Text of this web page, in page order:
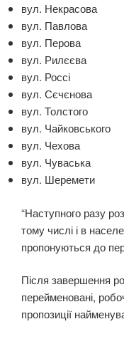
вул. Некрасова
вул. Павлова
вул. Перова
вул. Рилєєва
вул. Россі
вул. Сєчєнова
вул. Толстого
вул. Чайковського
вул. Чехова
вул. Чуваська
вул. Шеремети
“Наступного разу
тому числі і в
пропонуються до
Після завершення
перейменовані,
пропозиції